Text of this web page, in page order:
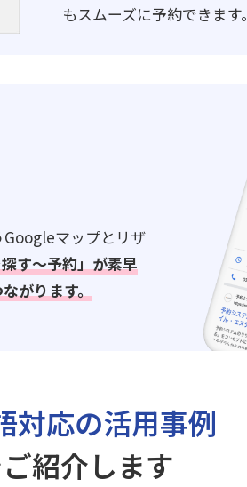
もスムーズに予約できます。
マップとリザ
探す～予約」が素早
がります。
対応の活用事例
紹介します